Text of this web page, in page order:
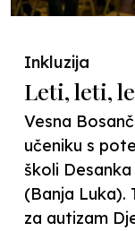
Inkluzija
Leti, leti,
Vesna
učeniku s
školi
(Banja Luka).
za autizam